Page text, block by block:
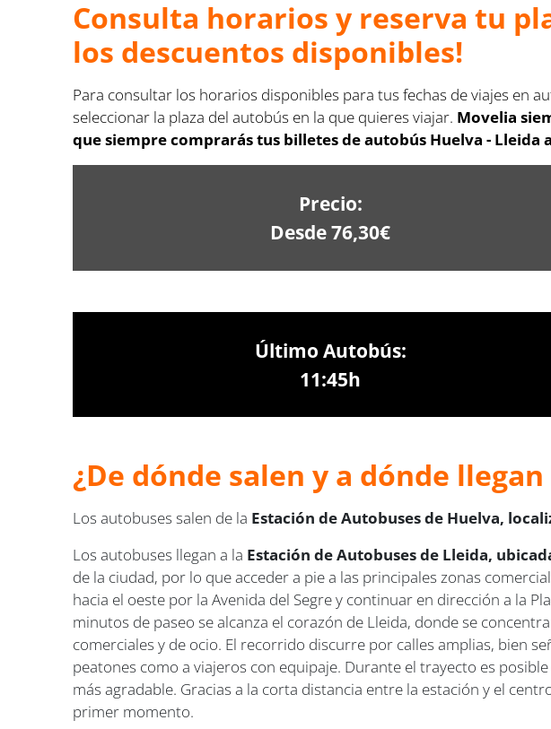
Consulta horarios y reserva tu
los descuentos disponibles!
Para consultar los horarios disponibles para tus fechas de viajes en
seleccionar la plaza del autobús en la que quieres viajar. Movelia
que siempre comprarás tus billetes de autobús Huelva - Lleida
Precio:
Desde 76,30€
Último Autobús:
11:45h
¿De dónde salen y a dónde
Los autobuses salen de la Estación de Autobuses de Huelva,
Los autobuses llegan a la Estación de Autobuses de Lleida,
de la ciudad, por lo que acceder a pie a las principales zonas
hacia el oeste por la Avenida del Segre y continuar en dirección a la
minutos de paseo se alcanza el corazón de Lleida, donde se
comerciales y de ocio. El recorrido discurre por calles amplias, bien
peatones como a viajeros con equipaje. Durante el trayecto es
más agradable. Gracias a la corta distancia entre la estación y el
primer momento.